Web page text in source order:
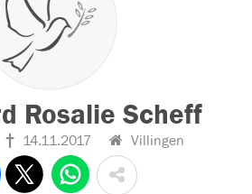
Rosalie Scheff
14.11.2017 Villingen